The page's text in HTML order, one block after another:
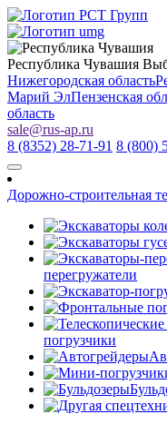
Республика Чувашия
Нижегородская область
Марий ЭлПензенская
область
sale@rus-ap.ru
8 (8352) 28-71-91 8 (800)
Дорожно-строительная
перегружатели
погрузчики